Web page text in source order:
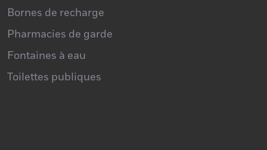
Parkings
Bornes de recharge
Pharmacies de garde
Fontaines à eau